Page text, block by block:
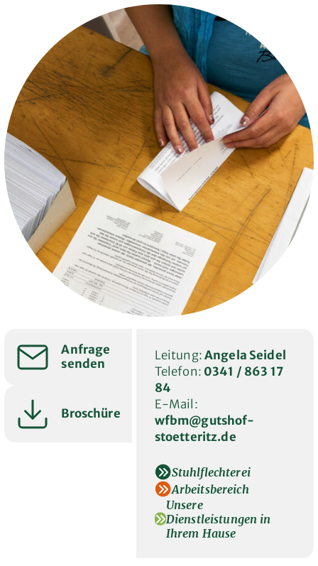
Leitung:Angela Seidel
Telefon: 0341 / 863 17
84
E-Mail:
wfbm@gutshof-
stoetteritz.de
Stuhlflechterei
Arbeitsbereich
Unsere
Dienstleistungen in
Ihrem Hause
Anfrage
senden
Broschüre